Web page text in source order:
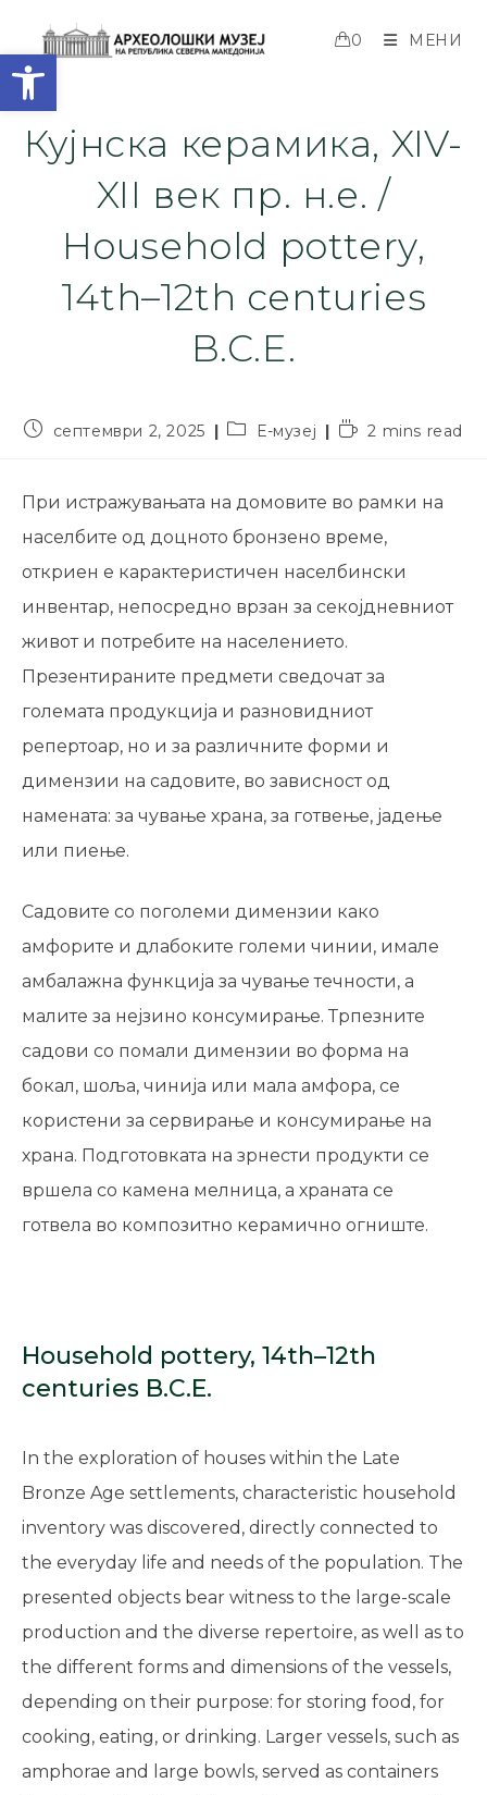
Open toolbar
0 МЕНИ
Кујнска керамика, XIV-
XII век пр. н.е. /
Household pottery,
14th–12th centuries
B.C.E.
септември 2, 2025 Е-музеј 2 mins read
При истражувањата на домовите во рамки на
населбите од доцното бронзено време,
откриен е карактеристичен населбински
инвентар, непосредно врзан за секојдневниот
живот и потребите на населението.
Презентираните предмети сведочат за
големата продукција и разновидниот
репертоар, но и за различните форми и
димензии на садовите, во зависност од
намената: за чување храна, за готвење, јадење
или пиење.
Садовите со поголеми димензии како
амфорите и длабоките големи чинии, имале
амбалажна функција за чување течности, а
малите за нејзино консумирање. Трпезните
садови со помали димензии во форма на
бокал, шоља, чинија или мала амфора, се
користени за сервирање и консумирање на
храна. Подготовката на зрнести продукти се
вршела со камена мелница, а храната се
готвела во композитно керамично огниште.
Household pottery, 14th–12th
centuries B.C.E.
In the exploration of houses within the Late
Bronze Age settlements, characteristic household
inventory was discovered, directly connected to
the everyday life and needs of the population. The
presented objects bear witness to the large-scale
production and the diverse repertoire, as well as to
the different forms and dimensions of the vessels,
depending on their purpose: for storing food, for
cooking, eating, or drinking. Larger vessels, such as
amphorae and large bowls, served as containers